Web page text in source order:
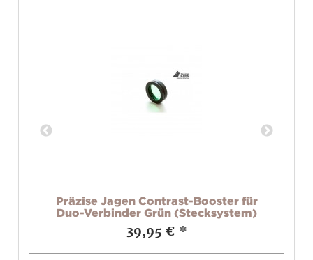
Präzise Jagen Contrast-Booster für
Duo-Verbinder Grün (Stecksystem)
39,95 € *